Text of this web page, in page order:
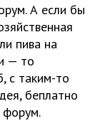
А если бы
пива на
— то
с таким-то
беплатно